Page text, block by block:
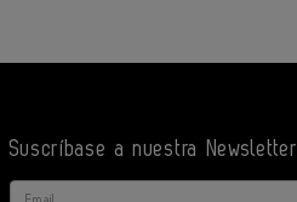
Suscríbase a nuestra Newsletter
Email